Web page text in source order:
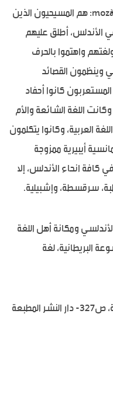
– فن المستعربين: بالإسبانية mozàrabe: هم المسيحيون الذين
الأندلس، أطلق عليهم
واهتموا بالحرف
وينظمون القصائد
المستعربون كانوا أحفاد
اللغة الشائعة والأم
العربية، وكانوا يتكلمون
أيبيرية ممزوجة
كافة انحاء الأندلس، إلا
سرقسطة، وإشبيلية.
ومكانة أهل اللغة
22يوليو2011، الموسوعة البريطانية، لغة
– بهنسي عفيف، تاريخ الفن والعمارة، ص327- دار النشر المطبعة